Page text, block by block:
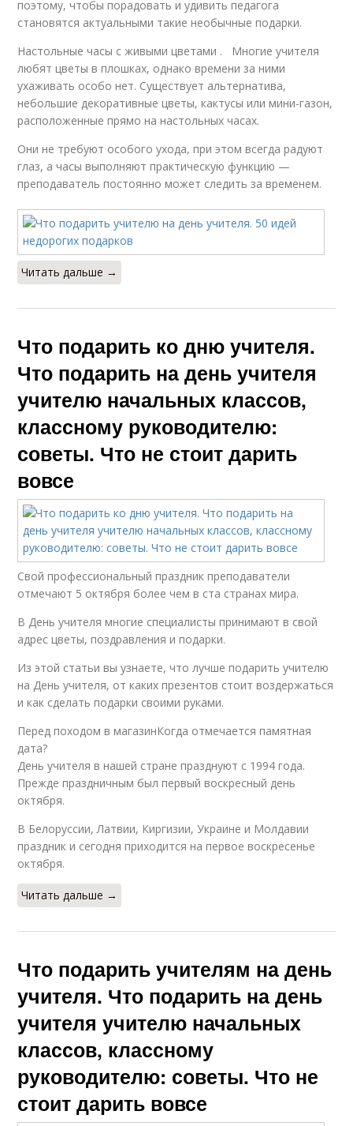
поэтому, чтобы порадовать и удивить педагога
становятся актуальными такие необычные подарки.
Настольные часы с живыми цветами . Многие учителя
любят цветы в плошках, однако времени за ними
ухаживать особо нет. Существует альтернатива,
небольшие декоративные цветы, кактусы или мини-газон,
расположенные прямо на настольных часах.
Они не требуют особого ухода, при этом всегда радуют
глаз, а часы выполняют практическую функцию —
преподаватель постоянно может следить за временем.
Читать дальше →
Что подарить ко дню учителя.
Что подарить на день учителя
учителю начальных классов,
классному руководителю:
советы. Что не стоит дарить
вовсе
Свой профессиональный праздник преподаватели
отмечают 5 октября более чем в ста странах мира.
В День учителя многие специалисты принимают в свой
адрес цветы, поздравления и подарки.
Из этой статьи вы узнаете, что лучше подарить учителю
на День учителя, от каких презентов стоит воздержаться
и как сделать подарки своими руками.
Перед походом в магазинКогда отмечается памятная
дата?
День учителя в нашей стране празднуют с 1994 года.
Прежде праздничным был первый воскресный день
октября.
В Белоруссии, Латвии, Киргизии, Украине и Молдавии
праздник и сегодня приходится на первое воскресенье
октября.
Читать дальше →
Что подарить учителям на день
учителя. Что подарить на день
учителя учителю начальных
классов, классному
руководителю: советы. Что не
стоит дарить вовсе